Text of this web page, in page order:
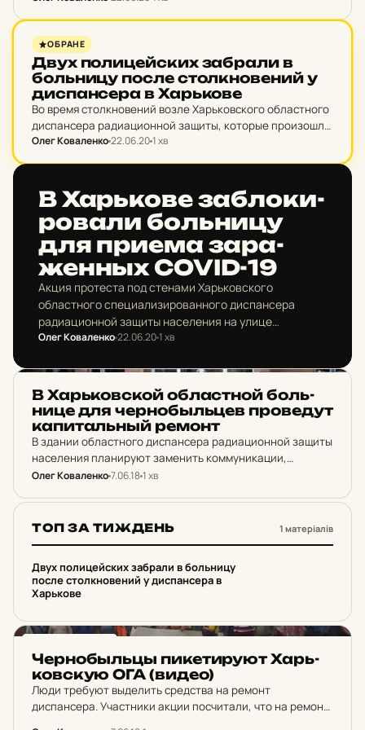
НОВИНИ ХАРКОВА
ОБРАНЕ
Двух по­ли­цей­ских заб­ра­ли в
боль­ни­цу после стол­кно­ве­ний у
дис­пан­се­ра в Харь­ко­ве
Во время столкновений возле Харьковского областного
диспансера радиационной защиты, которые произошли
после открытия медучреждения для приема больных
Олег Коваленко22.06.201 хв
В Харь­ко­ве заб­ло­ки­
ро­ва­ли боль­ни­цу
для приема за­ра­
женных COVID-19
Акция протеста под стенами Харьковского
областного специализированного диспансера
радиационной защиты населения на улице
Новгородской с участием около 100 людей началась
Олег Коваленко22.06.201 хв
В Харь­ков­ской об­лас­тной боль­
ни­це для чер­ноб­ыльцев про­ве­дут
ка­пи­тальный ремонт
В здании областного диспансера радиационной защиты
населения планируют заменить коммуникации,
которые находятся в аварийном состоянии, а также
Олег Коваленко7.06.181 хв
ТОП ЗА ТИЖДЕНЬ 1 матеріалів
1
Двух полицейских забрали в больницу
после столкновений у диспансера в
Харькове
Чер­нобыльцы пи­ке­ти­ру­ют Харь­
ков­скую ОГА (видео)
Люди требуют выделить средства на ремонт
диспансера. Участники акции посчитали, что на ремонт